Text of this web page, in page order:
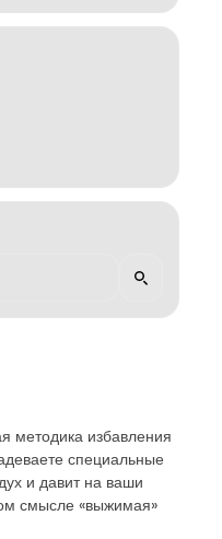
методика избавления
специальные
и давит на ваши
смысле «выжимая»